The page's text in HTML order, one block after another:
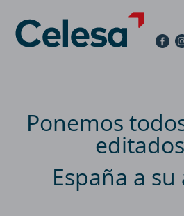
Ponemos
España a su